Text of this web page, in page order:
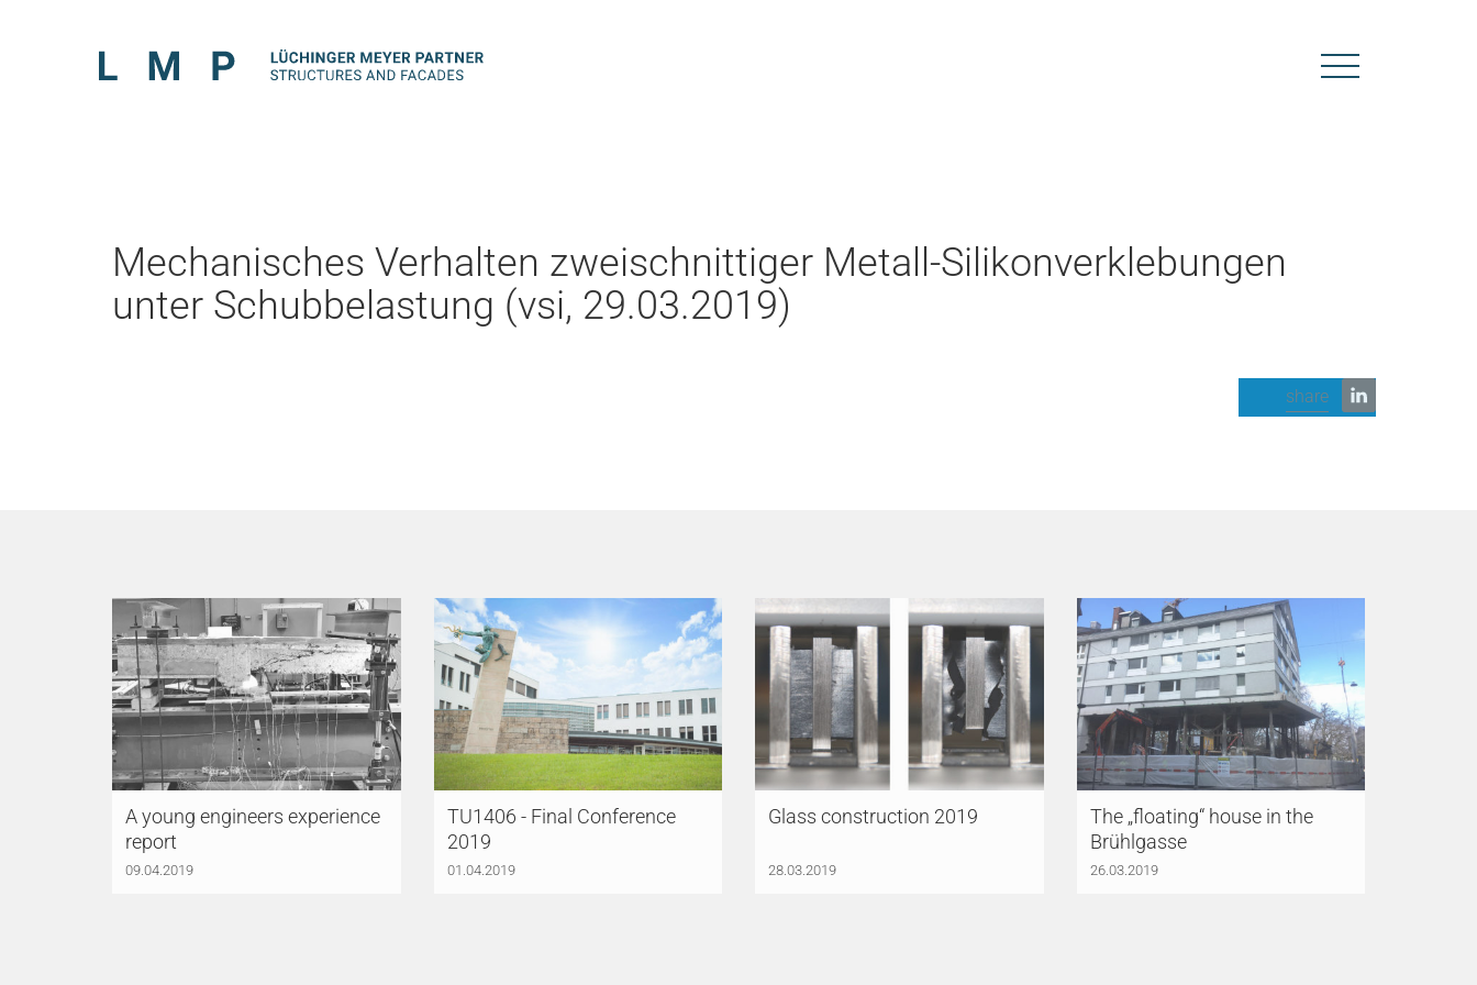
Mechanisches Verhalten zweischnittiger Metall-Silikonverklebungen
unter Schubbelastung (vsi, 29.03.2019)
share
A young engineers experience
report
09.04.2019
TU1406 - Final Conference
2019
01.04.2019
Glass construction 2019
28.03.2019
The „floating“ house in the
Brühlgasse
26.03.2019